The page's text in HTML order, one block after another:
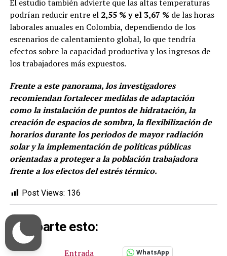
El estudio también advierte que las altas temperaturas
podrían reducir entre el 2,55 % y el 3,67 %de las horas
laborales anuales en Colombia, dependiendo de los
escenarios de calentamiento global, lo que tendría
efectos sobre la capacidad productiva y los ingresos de
los trabajadores más expuestos.
Frente a este panorama, los investigadores
recomiendan fortalecer medidas de adaptación
como la instalación de puntos de hidratación, la
creación de espacios de sombra, la flexibilización de
horarios durante los periodos de mayor radiación
solar y la implementación de políticas públicas
orientadas a proteger a la población trabajadora
frente a los efectos del estrés térmico.
Post Views: 136
Comparte esto:
Entrada WhatsApp